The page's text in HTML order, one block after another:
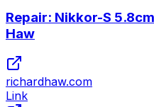
Repair: Nikkor-S
Haw
richardhaw.com
Link